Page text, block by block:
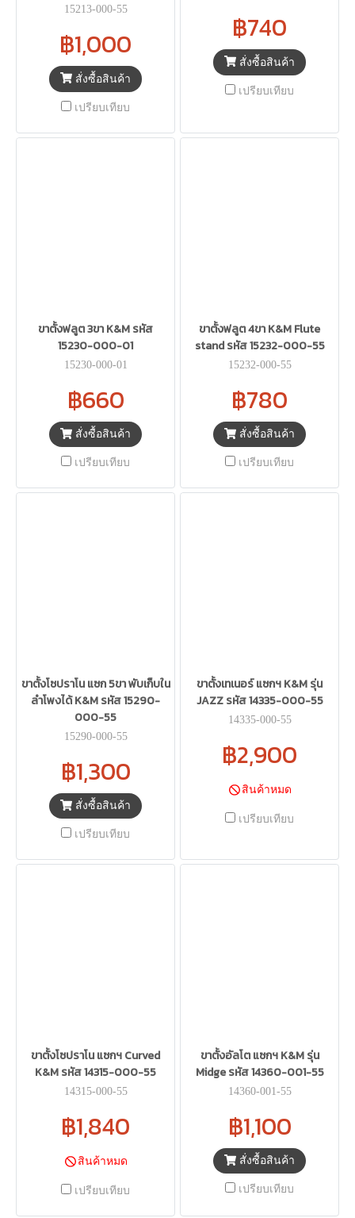
15213-000-55
฿1,000
สั่งซื้อสินค้า
เปรียบเทียบ
฿740
สั่งซื้อสินค้า
เปรียบเทียบ
ขาตั้งฟลูต 3ขา K&M รหัส
15230-000-01
15230-000-01
฿660
สั่งซื้อสินค้า
เปรียบเทียบ
ขาตั้งฟลูต 4ขา K&M Flute
stand รหัส 15232-000-55
15232-000-55
฿780
สั่งซื้อสินค้า
เปรียบเทียบ
ขาตั้งโซปราโน แซก 5ขา พับเก็บใน
ลำโพงได้ K&M รหัส 15290-
000-55
15290-000-55
฿1,300
สั่งซื้อสินค้า
เปรียบเทียบ
ขาตั้งเทเนอร์ แซกฯ K&M รุ่น
JAZZ รหัส 14335-000-55
14335-000-55
฿2,900
สินค้าหมด
เปรียบเทียบ
ขาตั้งโซปราโน แซกฯ Curved
K&M รหัส 14315-000-55
14315-000-55
฿1,840
สินค้าหมด
เปรียบเทียบ
ขาตั้งอัลโต แซกฯ K&M รุ่น
Midge รหัส 14360-001-55
14360-001-55
฿1,100
สั่งซื้อสินค้า
เปรียบเทียบ